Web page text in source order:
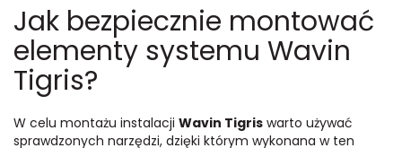
Jak bezpiecznie montować
elementy systemu Wavin
Tigris?
W celu montażu instalacji Wavin Tigris warto używać
sprawdzonych narzędzi, dzięki którym wykonana w ten